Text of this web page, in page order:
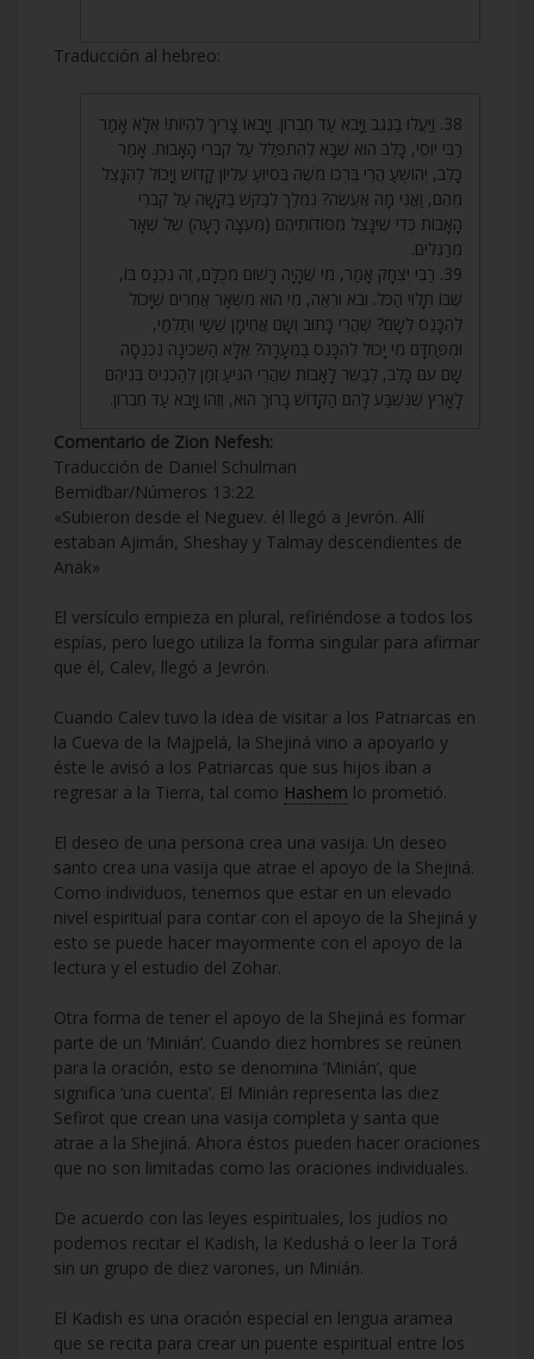
Traducción al hebreo:
38. וַיַּעֲלוּ בַנֶּגֶב וַיָּבֹא עַד חֶבְרוֹן. וַיָּבֹאוּ צָרִיךְ לִהְיוֹת! אֶלָּא אָמַר
רַבִּי יוֹסֵי, כָּלֵב הוּא שֶׁבָּא לְהִתְפַּלֵּל עַל קִבְרֵי הָאָבוֹת. אָמַר
כָּלֵב, יְהוֹשֻׁעַ הֲרֵי בֵּרְכוֹ מֹשֶׁה בְּסִיּוּעַ עֶלְיוֹן קָדוֹשׁ וְיָכוֹל לְהִנָּצֵל
מֵהֶם, וַאֲנִי מָה אֶעֱשֶׂה? נִמְלַךְ לְבַקֵּשׁ בַּקָּשָׁה עַל קִבְרֵי
הָאָבוֹת כְּדֵי שֶׁיִּנָּצֵל מִסּוֹדוֹתֵיהֶם (מֵעֵצָה רָעָה) שֶׁל שְׁאָר
מְרַגְּלִים.
39. רַבִּי יִצְחָק אָמַר, מִי שֶׁהָיָה רָשׁוּם מִכֻּלָּם, זֶה נִכְנַס בּוֹ,
שֶׁבּוֹ תָּלוּי הַכֹּל. וּבֹא וּרְאֵה, מִי הוּא מִשְּׁאָר אֲחֵרִים שֶׁיָּכוֹל
לְהִכָּנֵס לְשָׁם? שֶׁהֲרֵי כָּתוּב וְשָׁם אֲחִימָן שֵׁשַׁי וְתַלְמַי,
וּמִפַּחְדָּם מִי יָכוֹל לְהִכָּנֵס בַּמְּעָרָה? אֶלָּא הַשְּׁכִינָה נִכְנְסָה
שָׁם עִם כָּלֵב, לְבַשֵּׂר לָאָבוֹת שֶׁהֲרֵי הִגִּיעַ זְמַן לְהַכְנִיס בְּנֵיהֶם
לָאָרֶץ שֶׁנִּשְׁבַּע לָהֶם הַקָּדוֹשׁ בָּרוּךְ הוּא, וְזֶהוּ וַיָּבֹא עַד חֶבְרוֹן.
Comentario de Zion Nefesh:
Traducción de Daniel Schulman
Bemidbar/Números 13:22
«Subieron desde el Neguev. él llegó a Jevrón. Allí
estaban Ajimán, Sheshay y Talmay descendientes de
Anak»
El versículo empieza en plural, refiriéndose a todos los
espías, pero luego utiliza la forma singular para afirmar
que él, Calev, llegó a Jevrón.
Cuando Calev tuvo la idea de visitar a los Patriarcas en
la Cueva de la Majpelá, la Shejiná vino a apoyarlo y
éste le avisó a los Patriarcas que sus hijos iban a
regresar a la Tierra, tal como Hashem lo prometió.
El deseo de una persona crea una vasija. Un deseo
santo crea una vasija que atrae el apoyo de la Shejiná.
Como individuos, tenemos que estar en un elevado
nivel espiritual para contar con el apoyo de la Shejiná y
esto se puede hacer mayormente con el apoyo de la
lectura y el estudio del Zohar.
Otra forma de tener el apoyo de la Shejiná es formar
parte de un ‘Minián’. Cuando diez hombres se reúnen
para la oración, esto se denomina ‘Minián’, que
significa ‘una cuenta’. El Minián representa las diez
Sefirot que crean una vasija completa y santa que
atrae a la Shejiná. Ahora éstos pueden hacer oraciones
que no son limitadas como las oraciones individuales.
De acuerdo con las leyes espirituales, los judíos no
podemos recitar el Kadish, la Kedushá o leer la Torá
sin un grupo de diez varones, un Minián.
El Kadish es una oración especial en lengua aramea
que se recita para crear un puente espiritual entre los